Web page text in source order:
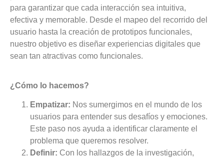
para garantizar que cada interacción sea intuitiva,
efectiva y memorable. Desde el mapeo del recorrido del
usuario hasta la creación de prototipos funcionales,
nuestro objetivo es diseñar experiencias digitales que
sean tan atractivas como funcionales.
¿Cómo lo hacemos?
Empatizar: Nos sumergimos en el mundo de los
usuarios para entender sus desafíos y emociones.
Este paso nos ayuda a identificar claramente el
problema que queremos resolver.
Definir: Con los hallazgos de la investigación,